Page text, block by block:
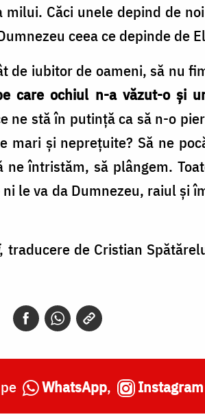
Căci unele depind de
ceea ce depinde de
de iubitor de oameni, să nu
care ochiul n-a văzut-o şi
ne stă în putinţă ca să n-o
mari şi nepreţuite? Să ne
ne întristăm, să plângem.
le va da Dumnezeu, raiul şi
, traducere de Cristian
WhatsApp, Instagram